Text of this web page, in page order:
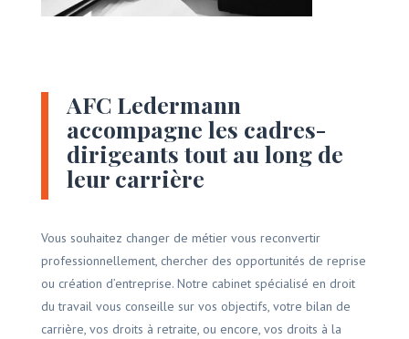
AFC Ledermann
accompagne les cadres-
dirigeants tout au long de
leur carrière
Vous souhaitez changer de métier vous reconvertir
professionnellement, chercher des opportunités de reprise
ou création d’entreprise. Notre cabinet spécialisé en droit
du travail vous conseille sur vos objectifs, votre bilan de
carrière, vos droits à retraite, ou encore, vos droits à la